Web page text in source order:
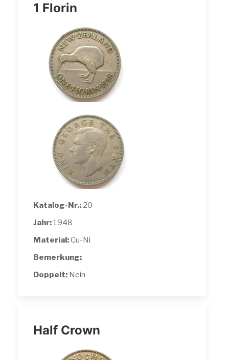
1 Florin
Katalog-Nr.: 20
Jahr: 1948
Material:Cu-Ni
Bemerkung:
Doppelt: Nein
Half Crown